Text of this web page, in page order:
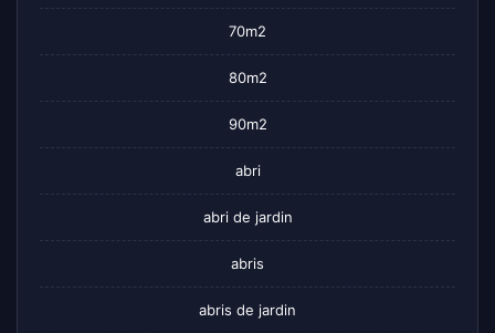
70m2
80m2
90m2
abri
abri de jardin
abris
abris de jardin